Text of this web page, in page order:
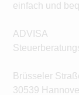
einfach und
ADVISA
Brüsseler
30539